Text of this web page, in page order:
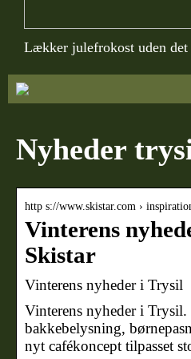
Lækker julefrokost uden det
Nyheder
http s://www.skistar.com ›
Vinterens
Skistar
Vinterens nyheder i Trysil
Vinterens nyheder i Trysil.
bakkebelysning,
nyt cafékoncept tilpasset